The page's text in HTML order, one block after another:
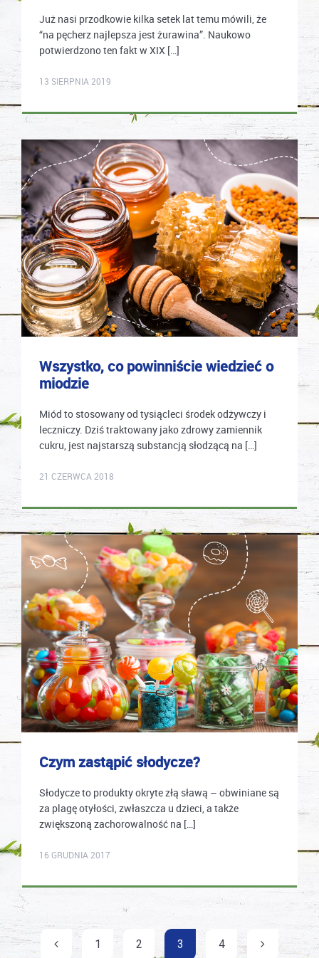
Już nasi przodkowie kilka setek lat temu mówili, że
“na pęcherz najlepsza jest żurawina”. Naukowo
potwierdzono ten fakt w XIX […]
13 SIERPNIA 2019
Wszystko, co powinniście wiedzieć o
miodzie
Miód to stosowany od tysiącleci środek odżywczy i
leczniczy. Dziś traktowany jako zdrowy zamiennik
cukru, jest najstarszą substancją słodzącą na […]
21 CZERWCA 2018
Czym zastąpić słodycze?
Słodycze to produkty okryte złą sławą – obwiniane są
za plagę otyłości, zwłaszcza u dzieci, a także
zwiększoną zachorowalność na […]
16 GRUDNIA 2017
Nawigacja
1 2 3 4